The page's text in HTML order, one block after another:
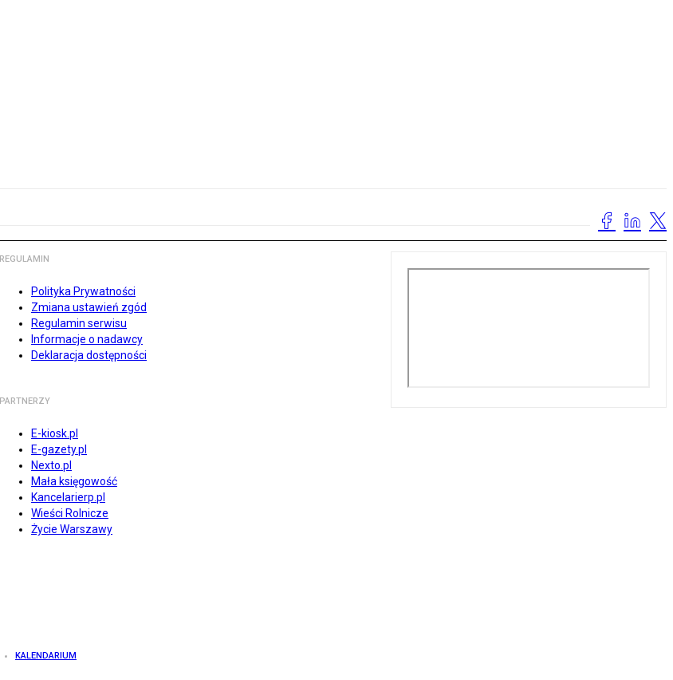
REGULAMIN
Polityka Prywatności
Zmiana ustawień zgód
Regulamin serwisu
Informacje o nadawcy
Deklaracja dostępności
PARTNERZY
E-kiosk.pl
E-gazety.pl
Nexto.pl
Mała księgowość
Kancelarierp.pl
Wieści Rolnicze
Życie Warszawy
KALENDARIUM